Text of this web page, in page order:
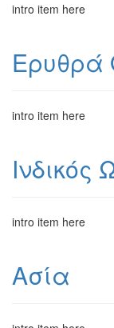
intro item here
intro item here
Ινδικός
intro item here
Ασία